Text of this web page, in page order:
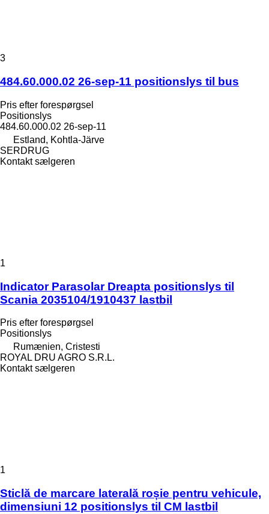
3
484.60.000.02 26-sep-11 positionslys til bus
Pris efter forespørgsel
Positionslys
484.60.000.02 26-sep-11
Estland, Kohtla-Järve
SERDRUG
Kontakt sælgeren
1
Indicator Parasolar Dreapta positionslys til
Scania 2035104/1910437 lastbil
Pris efter forespørgsel
Positionslys
Rumænien, Cristesti
ROYAL DRU AGRO S.R.L.
Kontakt sælgeren
1
Sticlă de marcare laterală roșie pentru vehicule,
dimensiuni 12 positionslys til CM lastbil